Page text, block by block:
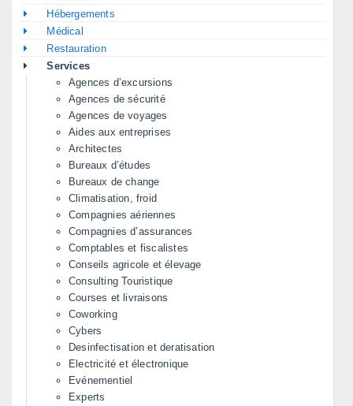
Hébergements
Médical
Restauration
Services
Agences d’excursions
Agences de sécurité
Agences de voyages
Aides aux entreprises
Architectes
Bureaux d’études
Bureaux de change
Climatisation, froid
Compagnies aériennes
Compagnies d’assurances
Comptables et fiscalistes
Conseils agricole et élevage
Consulting Touristique
Courses et livraisons
Coworking
Cybers
Desinfectisation et deratisation
Electricité et électronique
Evénementiel
Experts